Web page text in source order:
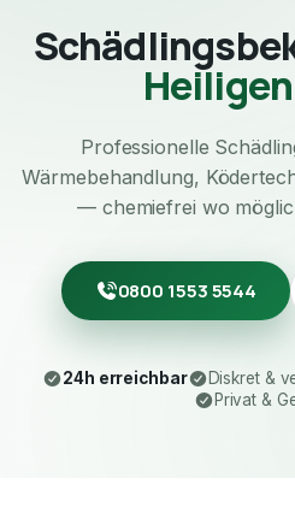
Professionelle
Wärmebehandlung,
— chemiefrei wo
0800 1553 5544
24h erreichbar Diskret &
Privat &